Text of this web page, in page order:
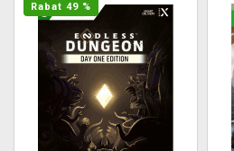
Rabat 49 %